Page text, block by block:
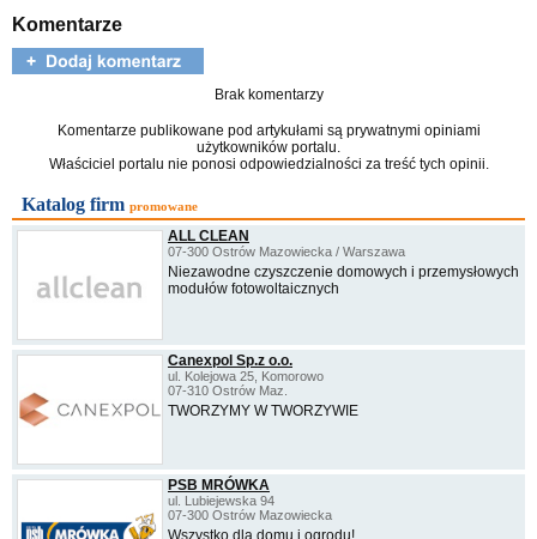
Komentarze
Brak komentarzy
Komentarze publikowane pod artykułami są prywatnymi opiniami
użytkowników portalu.
Właściciel portalu nie ponosi odpowiedzialności za treść tych opinii.
Katalog firm promowane
ALL CLEAN
07-300 Ostrów Mazowiecka / Warszawa
Niezawodne czyszczenie domowych i przemysłowych
modułów fotowoltaicznych
Canexpol Sp.z o.o.
ul. Kolejowa 25, Komorowo
07-310 Ostrów Maz.
TWORZYMY W TWORZYWIE
PSB MRÓWKA
ul. Lubiejewska 94
07-300 Ostrów Mazowiecka
Wszystko dla domu i ogrodu!